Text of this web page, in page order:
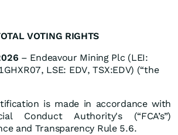
VOTING RIGHTS
– Endeavour Mining Plc (LEI:
LSE: EDV, TSX:EDV) (“the
is made in accordance with
Conduct Authority's (“FCA’s”)
and Transparency Rule 5.6.